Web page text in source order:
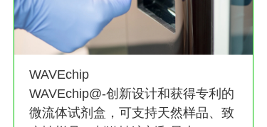
WAVEchip
WAVEchip@-创新设计和获得专利的
微流体试剂盒，可支持天然样品、致